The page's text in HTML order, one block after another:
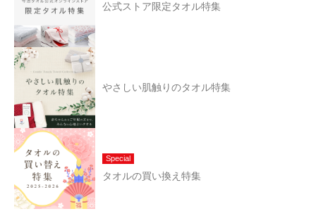
公式ストア限定タオル特集
やさしい肌触りのタオル特集
Special
タオルの買い換え特集